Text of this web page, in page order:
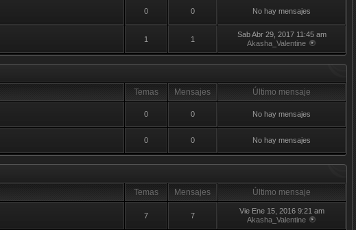
0 0 No hay mensajes
1 1
Sab Abr 29, 2017 11:45 am
Akasha_Valentine
Temas Mensajes Último mensaje
0 0 No hay mensajes
0 0 No hay mensajes
Temas Mensajes
Último mensaje
7 7
Vie Ene 15, 2016 9:21 am
Akasha_Valentine